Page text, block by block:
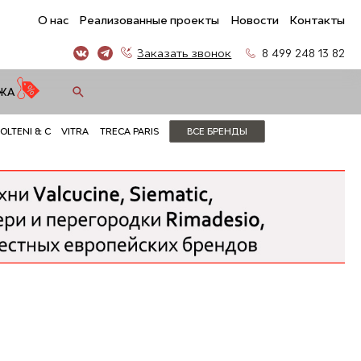
О нас Реализованные проекты Новости Контакты
Заказать звонок 8 499 248 13 82
& C VITRA TRECA PARIS ВСЕ БРЕНДЫ